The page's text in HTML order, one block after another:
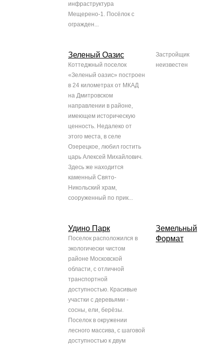
инфраструктура
Мещерено-1. Посёлок с
огражден...
Зеленый Оазис
Коттеджный поселок
«Зеленый оазис» построен
в 24 километрах от МКАД
на Дмитровском
направлении в районе,
имеющем историческую
ценность. Недалеко от
этого места, в селе
Озерецкое, любил гостить
царь Алексей Михайлович.
Здесь же находится
каменный Свято-
Никольский храм,
сооруженный по прик...
Застройщик
неизвестен
Удино Парк
Поселок расположился в
экологически чистом
районе Московской
области, с отличной
транспортной
доступностью. Красивые
участки с деревьями -
сосны, ели, берёзы.
Поселок в окружении
лесного массива, с шаговой
доступностью к двум
Земельный
Формат